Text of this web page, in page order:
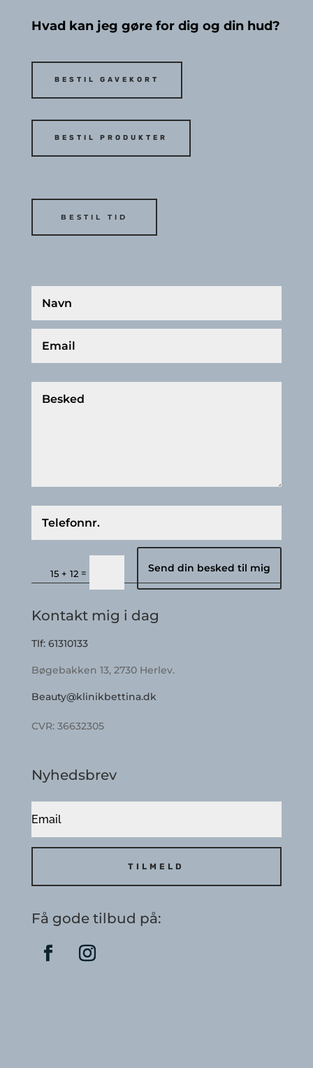
Hvad kan jeg gøre for dig og din hud?
BESTIL GAVEKORT
BESTIL PRODUKTER
BESTIL TID
15 + 12 = Send din besked til mig
Kontakt mig i dag
Tlf: 61310133
Bøgebakken 13, 2730 Herlev.
Beauty@klinikbettina.dk
CVR: 36632305
Nyhedsbrev
TILMELD
Få gode tilbud på: